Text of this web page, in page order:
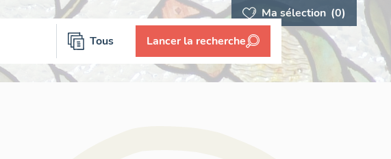
Ma sélection (0)
Tous Lancer la recherche